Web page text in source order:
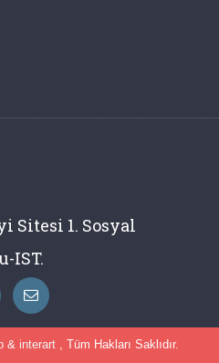
Sitesi 1. Sosyal
IST.
& interart , Tüm Hakları Saklıdır.